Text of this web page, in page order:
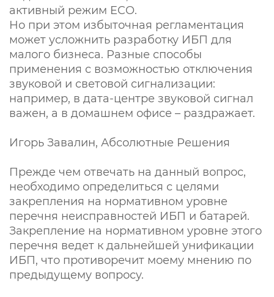
активный режим ECO.
Но при этом избыточная регламентация
может усложнить разработку ИБП для
малого бизнеса. Разные способы
применения с возможностью отключения
звуковой и световой сигнализации:
например, в дата-центре звуковой сигнал
важен, а в домашнем офисе – раздражает.
Игорь Завалин, Абсолютные Решения
Прежде чем отвечать на данный вопрос,
необходимо определиться с целями
закрепления на нормативном уровне
перечня неисправностей ИБП и батарей.
Закрепление на нормативном уровне этого
перечня ведет к дальнейшей унификации
ИБП, что противоречит моему мнению по
предыдущему вопросу.